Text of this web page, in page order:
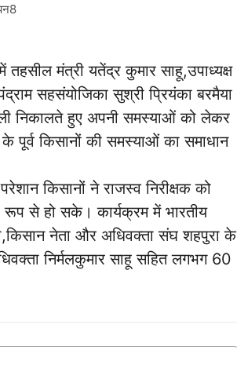
तहसील मंत्री यतेंद्र कुमार साहू,उपाध्यक्ष
सहसंयोजिका सुश्री प्रियंका बरमैया
निकालते हुए अपनी समस्याओं को लेकर
पूर्व किसानों की समस्याओं का समाधान
किसानों ने राजस्व निरीक्षक को
से हो सके। कार्यक्रम में भारतीय
नेता और अधिवक्ता संघ शहपुरा के
निर्मलकुमार साहू सहित लगभग 60